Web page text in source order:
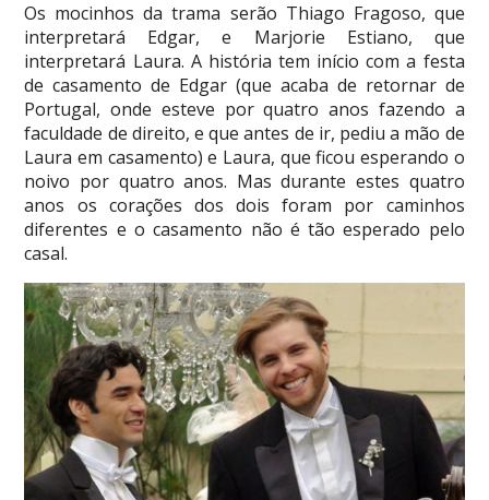
Os mocinhos da trama serão Thiago Fragoso, que
interpretará Edgar, e Marjorie Estiano, que
interpretará Laura. A história tem início com a festa
de casamento de Edgar (que acaba de retornar de
Portugal, onde esteve por quatro anos fazendo a
faculdade de direito, e que antes de ir, pediu a mão de
Laura em casamento) e Laura, que ficou esperando o
noivo por quatro anos. Mas durante estes quatro
anos os corações dos dois foram por caminhos
diferentes e o casamento não é tão esperado pelo
casal.